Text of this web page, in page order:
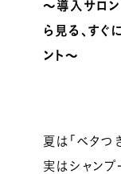
～導入サロン
ら見る、すぐ
ント～
夏は「ベタつ
実はシャン